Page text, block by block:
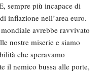
sempre più incapace di
inflazione nell’area euro.
avrebbe ravvivato
nostre miserie e siamo
che speravamo
il nemico bussa alle porte,